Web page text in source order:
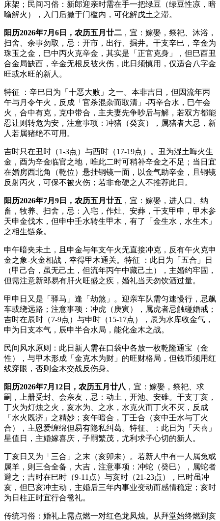
床架；民间习俗：新郎迎亲时需在手一把绿豆（绿豆性凉，暗
喻解火），入门后撒于门槛内，可化解戊土之滞。
阳历2026年7月6日，农历五月廿二 ，宜：嫁娶，祭祀、沐浴，
扫舍、余事勿取，忌：开市，出行、掘井。干支辛巳，辛金为
珠玉之金，巳中丙火克辛金，其实是「正官克身」，但巳酉丑
合金局缺酉，辛金无根反被火伤，此日须慎用，仅适合八字金
旺或水旺的新人。
特征 ：辛巳日为「十恶大败」之一。本非吉日，但因流年丙
午与月令午火，反成「官杀混杂而取清」-丙辛合水，巳午会
火，合中有克，克中带合，主夫妻先争吵后与解，若双方都能
忍让则转危为安，注意事项：冲猪（癸亥），属猪者大忌，新
人若属猪绝不可用。
吉时只在丑时（1-3点）与酉时（17-19点）。丑为湿土晦火生
金，酉为辛金临官之地，唯此二时可稍补辛金之不足；当日宜
在婚房西北角（乾位）悬挂铜镜一面，以金气助辛金，且铜镜
反射丙火，可保不被火伤；若非命硬之人不推荐此日。
阳历2026年7月9日，农历五月廿五 ，宜：嫁娶，进人口、纳
畜，牧养、扫舍，忌：入宅，作灶、安葬，干支甲申，甲木参
天申金伐木，但申中壬水转生甲木，有了「金生水，水生木」
之相生链条。
申午暗夹未土，且申金与年支午火无直接冲克，反有午火克申
金之象-火金相战，幸得甲木通关。特征 ：此日为「五合」日
（甲己合，虽无己土，但流年丙午中藏己土），主婚约牢固，
但需注意新郎易有肝火旺盛之疾，婚礼当天勿饮酒过量。
甲申日又是「驿马」逢「劫煞」。迎亲车队需匀速慢行，忌飙
车或绕远路；注意事项：冲虎（庚寅），属虎者忌触碰婚戒；
吉时在辰时（7-9点）与申时（15-17点），辰为水库收金气，
申为日支本气，辰申半合水局，能化金木之战。
民间风水原则：此日新人需在口袋中各放一枚乾隆通宝（金
性），与甲木形成「金克木为财」的旺财格局，但钱币须用红
线穿眼，否则金木交战反伤身。
阳历2026年7月12日，农历五月廿八 ，宜：嫁娶，祭祀、求
嗣，上册受封、会亲友，忌：动土，开池、安碓。干支丁亥，
丁火为灯烛之火，亥水为、之水，水克火而丁火不灭，反成
「水火既济」之精妙；亥午暗合，丁壬合（亥中壬水与丁火
合），主恩爱缠绵但易有隐私纠葛。特征、：此日为「天喜」
星值日，主婚嫁喜庆，子嗣繁茂，尤利求子心切的新人。
丁亥日又为「三合」之末（亥卯未）。若新人中有一人属兔或
属羊，则三合全备，大吉，注意事项：冲蛇（癸巳），属蛇者
避之；吉时在巳时（9-11点）与亥时（21-23点），巳时虽冲
亥，但巳亥冲主动，主婚后三年内事业变动而感情稳定；亥时
为日柱正时宜行合卺礼。
传统习俗：婚礼上需点燃一对红色龙凤烛。从拜堂始终燃到亥